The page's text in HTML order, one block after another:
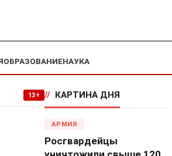
ОБРАЗОВАНИЕНАУКА
13+ // КАРТИНА ДНЯ
АРМИЯ
Росгвардейцы